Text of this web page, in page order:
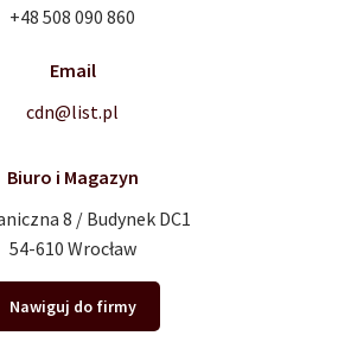
Biuro i Magazyn
8 / Budynek DC1
54-610 Wrocław
Nawiguj do firmy
+48 508 090 860
Email
cdn@list.pl